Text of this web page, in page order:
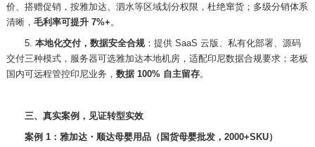
价、搭赠促销，按雅加达、泗水等区域划分权限，杜绝窜货；多级分销体系
清晰， 毛利率可提升 7%+ 。
5. 本地化交付，数据安全合规：提供 SaaS 云版、私有化部署、源码
交付三种模式，服务器可选雅加达本地机房，适配印尼数据合规要求；老板
国内可远程管控印尼业务， 数据 100% 自主留存。
三、真实案例，见证转型实效
案例 1：雅加达・顺达母婴用品（国货母婴批发，2000+SKU）